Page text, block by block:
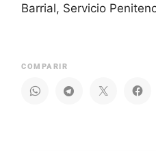
Barrial, Servicio
COMPARIR